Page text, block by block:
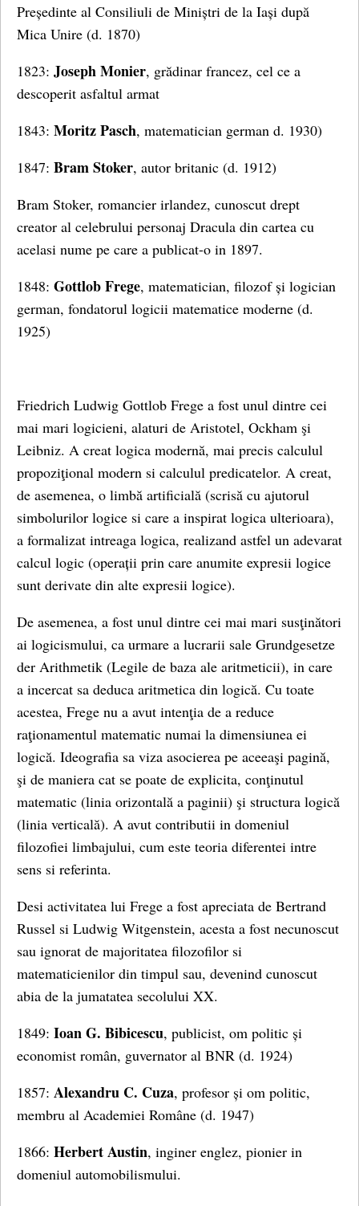
Președinte al Consiliuli de Miniștri de la Iași după
Mica Unire (d. 1870)
1823: Joseph Monier, grădinar francez, cel ce a
descoperit asfaltul armat
1843: Moritz Pasch, matematician german d. 1930)
1847: Bram Stoker, autor britanic (d. 1912)
Bram Stoker, romancier irlandez, cunoscut drept
creator al celebrului personaj Dracula din cartea cu
acelasi nume pe care a publicat-o in 1897.
1848: Gottlob Frege, matematician, filozof și logician
german, fondatorul logicii matematice moderne (d.
1925)
Friedrich Ludwig Gottlob Frege a fost unul dintre cei
mai mari logicieni, alaturi de Aristotel, Ockham şi
Leibniz. A creat logica modernă, mai precis calculul
propoziţional modern si calculul predicatelor. A creat,
de asemenea, o limbă artificială (scrisă cu ajutorul
simbolurilor logice si care a inspirat logica ulterioara),
a formalizat intreaga logica, realizand astfel un adevarat
calcul logic (operații prin care anumite expresii logice
sunt derivate din alte expresii logice).
De asemenea, a fost unul dintre cei mai mari susţinători
ai logicismului, ca urmare a lucrarii sale Grundgesetze
der Arithmetik (Legile de baza ale aritmeticii), in care
a incercat sa deduca aritmetica din logică. Cu toate
acestea, Frege nu a avut intenţia de a reduce
raţionamentul matematic numai la dimensiunea ei
logică. Ideografia sa viza asocierea pe aceeaşi pagină,
şi de maniera cat se poate de explicita, conţinutul
matematic (linia orizontală a paginii) şi structura logică
(linia verticală). A avut contributii in domeniul
filozofiei limbajului, cum este teoria diferentei intre
sens si referinta.
Desi activitatea lui Frege a fost apreciata de Bertrand
Russel si Ludwig Witgenstein, acesta a fost necunoscut
sau ignorat de majoritatea filozofilor si
matematicienilor din timpul sau, devenind cunoscut
abia de la jumatatea secolului XX.
1849: Ioan G. Bibicescu, publicist, om politic și
economist român, guvernator al BNR (d. 1924)
1857: Alexandru C. Cuza, profesor și om politic,
membru al Academiei Române (d. 1947)
1866: Herbert Austin, inginer englez, pionier in
domeniul automobilismului.